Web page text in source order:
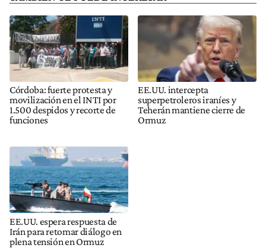
Córdoba: fuerte protesta y
movilización en el INTI por
1.500 despidos y recorte de
funciones
EE.UU. intercepta
superpetroleros iraníes y
Teherán mantiene cierre de
Ormuz
EE.UU. espera respuesta de
Irán para retomar diálogo en
plena tensión en Ormuz